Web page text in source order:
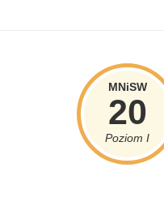
MNiSW
20
Poziom I